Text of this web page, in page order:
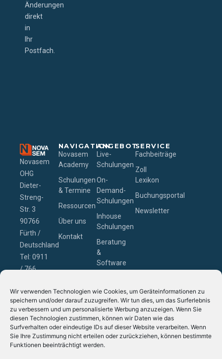
Wir verwenden Technologien wie Cookies, um Geräteinformationen zu
speichern und/oder darauf zuzugreifen. Wir tun dies, um das Surferlebnis
zu verbessern und um personalisierte Werbung anzuzeigen. Wenn Sie
diesen Technologien zustimmen, können wir Daten wie das
Surfverhalten oder eindeutige IDs auf dieser Website verarbeiten. Wenn
Sie Ihre Zustimmung nicht erteilen oder zurückziehen, können bestimmte
Funktionen beeinträchtigt werden.
Änderungen
direkt
in
Ihr
Postfach.
Novasem
OHG
Dieter-
Streng-
Str. 3
90766
Fürth /
Deutschland
Tel: 0911
/ 766
Email:
schulung@novasem.de
NAVIGATION
Novasem
Academy
Schulungen
& Termine
Ressourcen
Über uns
Kontakt
ANGEBOT
Live-
Schulungen
On-
Demand-
Schulungen
Inhouse
Schulungen
Beratung
&
Software
SERVICE
Fachbeiträge
Zoll
Lexikon
Buchungsportal
Newsletter